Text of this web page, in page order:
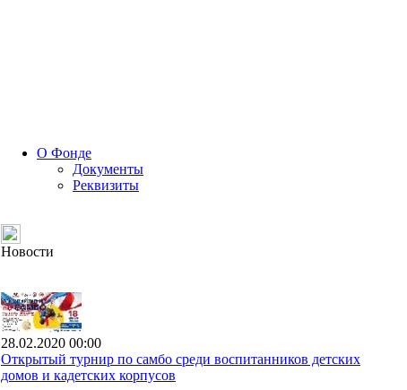
О Фонде
Документы
Реквизиты
Новости
28.02.2020 00:00
Открытый турнир по самбо среди воспитанников детских
домов и кадетских корпусов